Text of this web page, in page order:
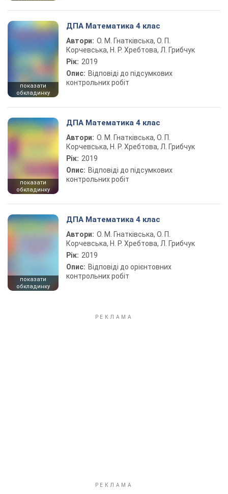
показати
обкладинку
ДПА Математика 4 клас
Автори: О. М. Гнатківська, О. П.
Корчевська, Н. Р. Хребтова, Л. Грибчук
Рік: 2019
Опис: Відповіді до підсумкових
контрольних робіт
показати
обкладинку
ДПА Математика 4 клас
Автори: О. М. Гнатківська, О. П.
Корчевська, Н. Р. Хребтова, Л. Грибчук
Рік: 2019
Опис: Відповіді до підсумкових
контрольних робіт
показати
обкладинку
ДПА Математика 4 клас
Автори: О. М. Гнатківська, О. П.
Корчевська, Н. Р. Хребтова, Л. Грибчук
Рік: 2019
Опис: Відповіді до орієнтовних
контрольних робіт